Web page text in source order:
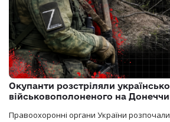
Окупанти розстріляли
військовополоненого на
Правоохоронні органи України